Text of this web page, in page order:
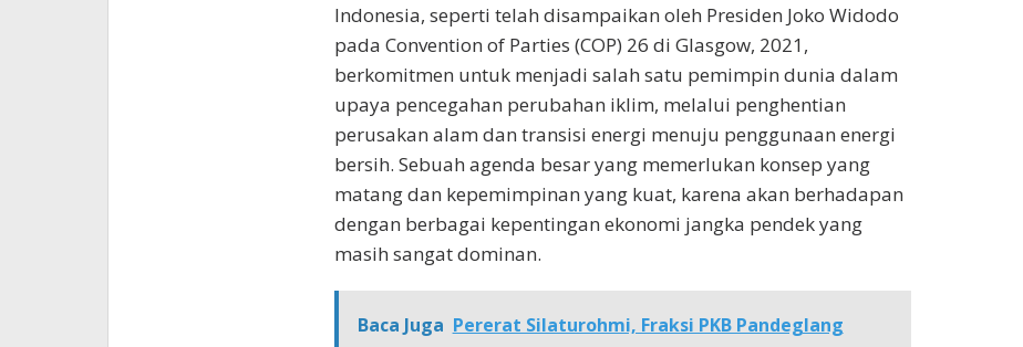
Indonesia, seperti telah disampaikan oleh Presiden Joko Widodo
pada Convention of Parties (COP) 26 di Glasgow, 2021,
berkomitmen untuk menjadi salah satu pemimpin dunia dalam
upaya pencegahan perubahan iklim, melalui penghentian
perusakan alam dan transisi energi menuju penggunaan energi
bersih. Sebuah agenda besar yang memerlukan konsep yang
matang dan kepemimpinan yang kuat, karena akan berhadapan
dengan berbagai kepentingan ekonomi jangka pendek yang
masih sangat dominan.
Baca Juga Pererat Silaturohmi, Fraksi PKB Pandeglang